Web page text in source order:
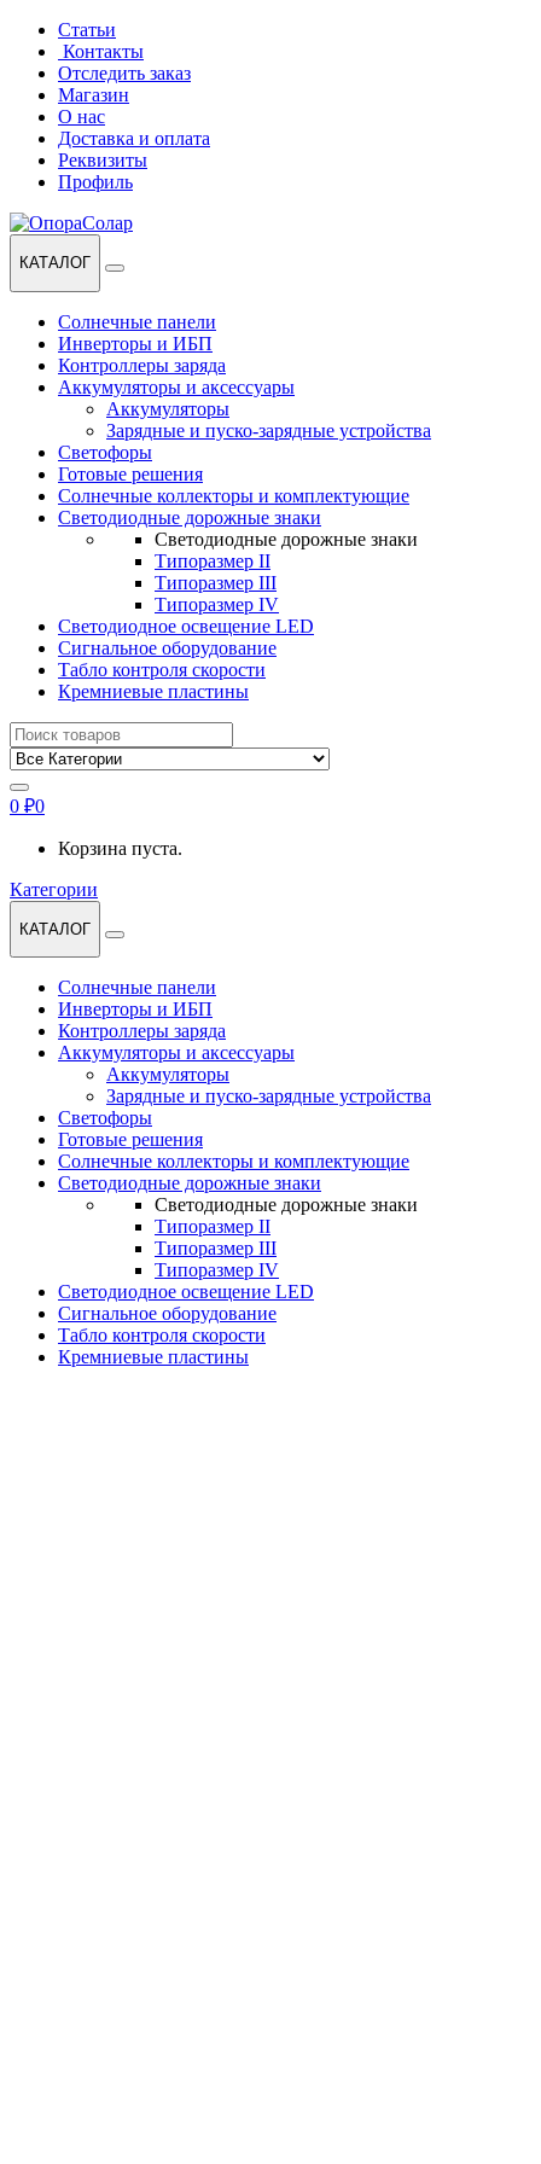
Перейти
навигации
Перейти
содержанию
Статьи
Контакты
Отследить заказ
Магазин
О нас
Доставка и оплата
Реквизиты
Профиль
КАТАЛОГ
Солнечные панели
Инверторы и ИБП
Контроллеры заряда
Аккумуляторы и аксессуары
Аккумуляторы
Зарядные и пуско-зарядные устройства
Светофоры
Готовые решения
Солнечные коллекторы и комплектующие
Светодиодные дорожные знаки
Светодиодные дорожные знаки
Типоразмер II
Типоразмер III
Типоразмер IV
Светодиодное освещение LED
Сигнальное оборудование
Табло контроля скорости
Кремниевые пластины
Найти:
0 ₽0
Корзина пуста.
Категории
КАТАЛОГ
Солнечные панели
Инверторы и ИБП
Контроллеры заряда
Аккумуляторы и аксессуары
Аккумуляторы
Зарядные и пуско-зарядные устройства
Светофоры
Готовые решения
Солнечные коллекторы и комплектующие
Светодиодные дорожные знаки
Светодиодные дорожные знаки
Типоразмер II
Типоразмер III
Типоразмер IV
Светодиодное освещение LED
Сигнальное оборудование
Табло контроля скорости
Кремниевые пластины